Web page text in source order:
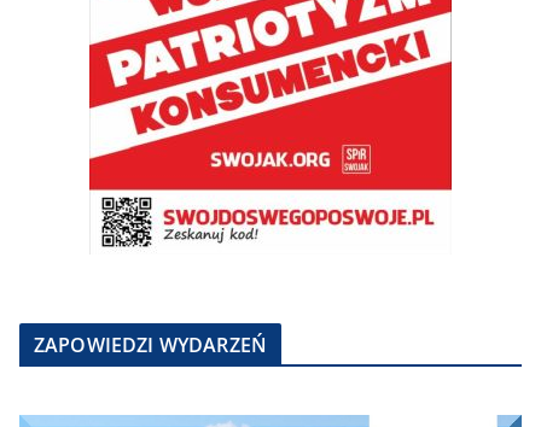
ZAPOWIEDZI WYDARZEŃ